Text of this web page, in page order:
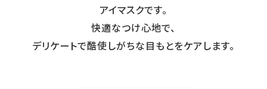
アイマスクです。
快適なつけ心地で、
デリケートで酷使しがちな目もとをケアします。